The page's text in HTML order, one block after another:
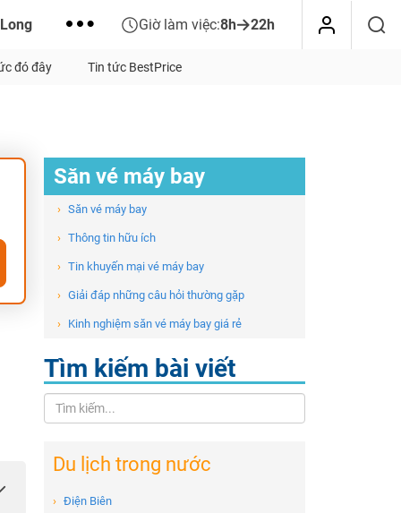
Giờ làm việc:8h 22h
đó đây Tin tức BestPrice
Săn vé máy bay
› Săn vé máy bay
› Thông tin hữu ích
› Tin khuyến mại vé máy bay
› Giải đáp những câu hỏi thường gặp
› Kinh nghiệm săn vé máy bay giá rẻ
Tìm kiếm bài viết
Du lịch trong nước
› Điện Biên